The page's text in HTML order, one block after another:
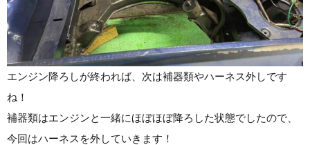
エンジン降ろしが終われば、次は補器類やハーネス外しです
ね！
補器類はエンジンと一緒にほぼほぼ降ろした状態でしたので、
今回はハーネスを外していきます！